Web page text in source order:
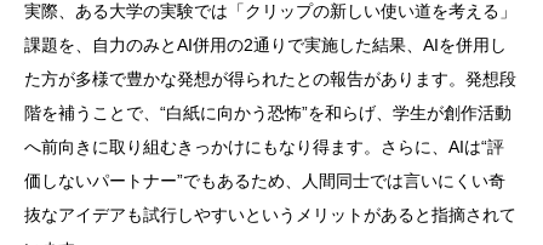
実際、ある大学の実験では「クリップの新しい使い道を考える」
課題を、自力のみとAI併用の2通りで実施した結果、AIを併用し
た方が多様で豊かな発想が得られたとの報告があります。発想段
階を補うことで、“白紙に向かう恐怖”を和らげ、学生が創作活動
へ前向きに取り組むきっかけにもなり得ます。さらに、AIは“評
価しないパートナー”でもあるため、人間同士では言いにくい奇
抜なアイデアも試行しやすいというメリットがあると指摘されて